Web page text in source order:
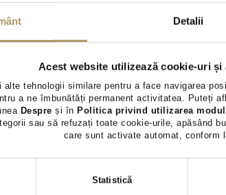
Detalii
Acest website utilizează cookie-uri
alte tehnologii similare pentru a face navigarea
a ne îmbunătăți permanent activitatea. Puteți
Despre și în Politica privind utilizarea
sau să refuzați toate cookie-urile, apăsând
care sunt activate automat, conform
Statistică